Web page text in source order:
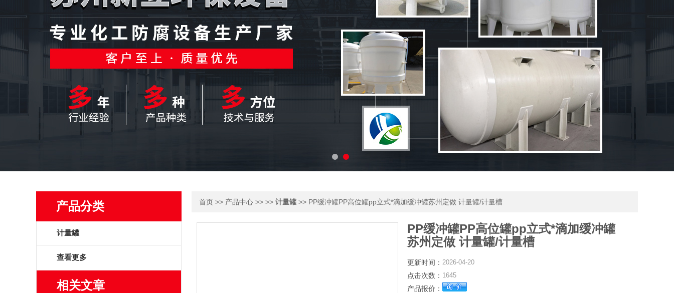
产品分类
计量罐
查看更多
相关文章
首页 >> 产品中心 >> >> 计量罐 >> PP缓冲罐PP高位罐pp立式*滴加缓冲罐苏州定做 计量罐/计量槽
PP缓冲罐PP高位罐pp立式*滴加缓冲罐
苏州定做 计量罐/计量槽
更新时间： 2026-04-20
点击次数： 1645
产品报价：